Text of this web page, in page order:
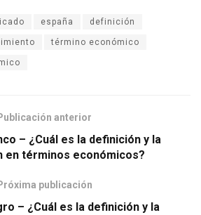
españa definición
término económico
anterior
– ¿Cuál es la definición y la
en términos económicos?
publicación
– ¿Cuál es la definición y la